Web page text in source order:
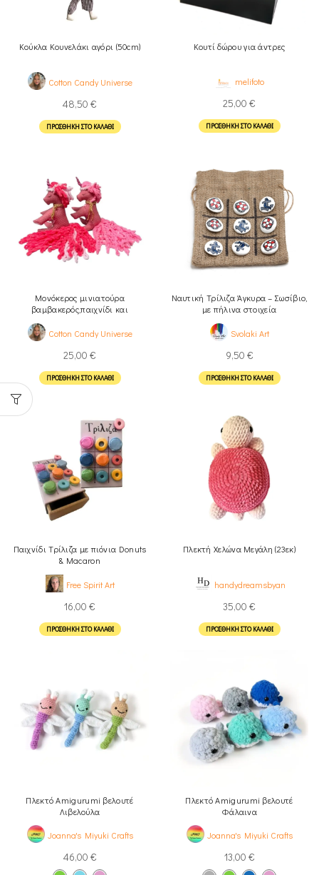
Κούκλα Κουνελάκι αγόρι (50cm)
Cotton Candy Universe
48,50 €
ΠΡΟΣΘΉΚΗ ΣΤΟ ΚΑΛΆΘΙ
Κουτί δώρου για άντρες
melifoto
25,00 €
ΠΡΟΣΘΉΚΗ ΣΤΟ ΚΑΛΆΘΙ
Μονόκερος μινιατούρα
βαμβακερός,παιχνίδι και
Cotton Candy Universe
25,00 €
ΠΡΟΣΘΉΚΗ ΣΤΟ ΚΑΛΆΘΙ
Ναυτική Τρίλιζα Άγκυρα – Σωσίβιο,
με πήλινα στοιχεία
Svolaki Art
9,50 €
ΠΡΟΣΘΉΚΗ ΣΤΟ ΚΑΛΆΘΙ
Παιχνίδι Τρίλιζα με πιόνια Donuts
& Μacaron
Free Spirit Art
16,00 €
ΠΡΟΣΘΉΚΗ ΣΤΟ ΚΑΛΆΘΙ
Πλεκτή Χελώνα Μεγάλη (23εκ)
handydreamsbyan
35,00 €
ΠΡΟΣΘΉΚΗ ΣΤΟ ΚΑΛΆΘΙ
Πλεκτό Amigurumi βελουτέ
Λιβελούλα
Joanna's Miyuki Crafts
46,00 €
Πλεκτό Amigurumi βελουτέ
Φάλαινα
Joanna's Miyuki Crafts
13,00 €